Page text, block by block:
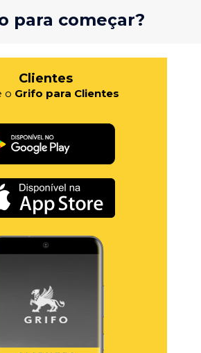
para começar?
Clientes
o Grifo para Clientes